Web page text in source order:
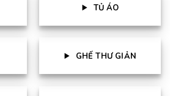
TỦ ÁO
GHẾ THƯ GIẢN